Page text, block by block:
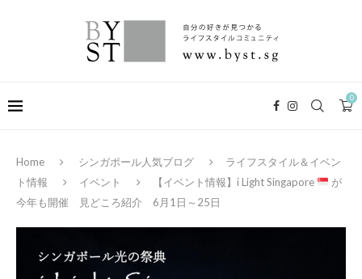
0
Home シンガポール人気ブログ
ライフスタイル＆イベン
ト情報
イベント 【イベント情報】i Light Singapore
が
今年も開催 見どころ紹介 6月1日～25日